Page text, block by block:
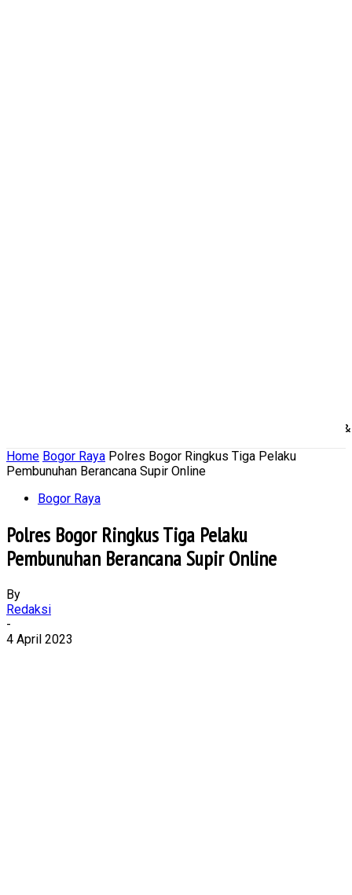
Politik
Home Bogor Raya Polres Bogor Ringkus Tiga Pelaku
Pembunuhan Berancana Supir Online
Bogor Raya
Polres Bogor Ringkus Tiga Pelaku
Pembunuhan Berancana Supir Online
By
Redaksi
-
4 April 2023